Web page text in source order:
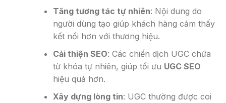
Tăng tương tác tự nhiên: Nội dung do
người dùng tạo giúp khách hàng cảm thấy
kết nối hơn với thương hiệu.
Cải thiện SEO: Các chiến dịch UGC chứa
từ khóa tự nhiên, giúp tối ưu UGC SEO
hiệu quả hơn.
Xây dựng lòng tin: UGC thường được coi